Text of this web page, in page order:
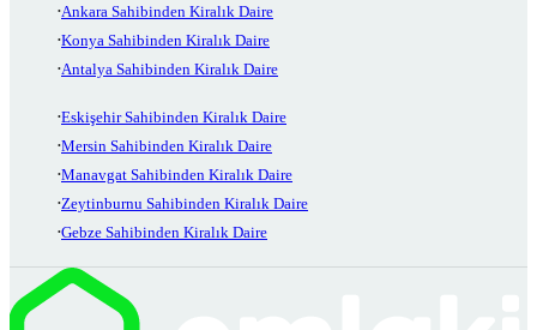
Ankara Sahibinden Kiralık Daire
Konya Sahibinden Kiralık Daire
Antalya Sahibinden Kiralık Daire
Eskişehir Sahibinden Kiralık Daire
Mersin Sahibinden Kiralık Daire
Manavgat Sahibinden Kiralık Daire
Zeytinburnu Sahibinden Kiralık Daire
Gebze Sahibinden Kiralık Daire